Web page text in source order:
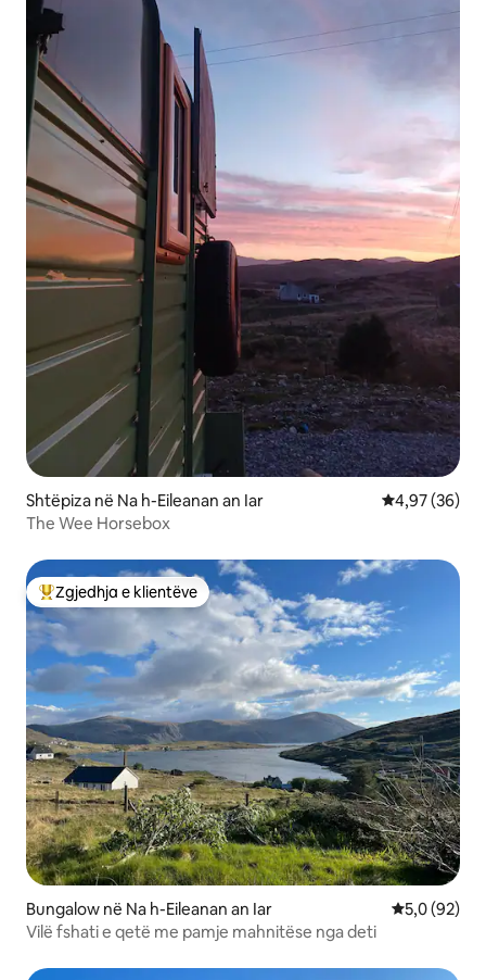
Shtëpiza në Na h-Eileanan an Iar Vlerësimi
4,97 (36)
The Wee Horsebox
Më të mirat e zgjedhjeve të klientëve
Zgjedhja e klientëve
Bungalow në Na h-Eileanan an Iar Vlerësimi
5,0 (92)
Vilë fshati e qetë me pamje mahnitëse nga deti